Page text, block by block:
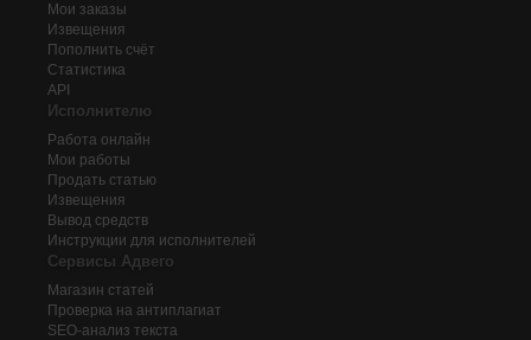
Мои заказы
Извещения
Пополнить счёт
Статистика
API
Исполнителю
Работа онлайн
Мои работы
Продать статью
Извещения
Вывод средств
Инструкции для исполнителей
Сервисы Адвего
Магазин статей
Проверка на антиплагиат
SEO-анализ текста